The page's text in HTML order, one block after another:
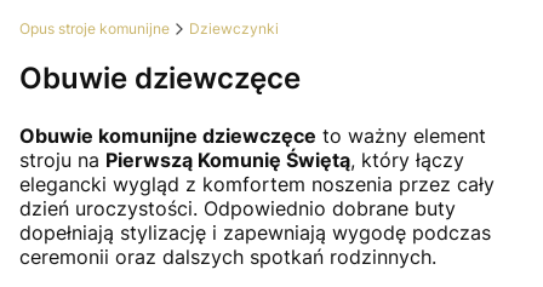
Opus stroje komunijne Dziewczynki
Obuwie dziewczęce
Obuwie komunijne dziewczęce to ważny element
stroju na Pierwszą Komunię Świętą, który łączy
elegancki wygląd z komfortem noszenia przez cały
dzień uroczystości. Odpowiednio dobrane buty
dopełniają stylizację i zapewniają wygodę podczas
ceremonii oraz dalszych spotkań rodzinnych.